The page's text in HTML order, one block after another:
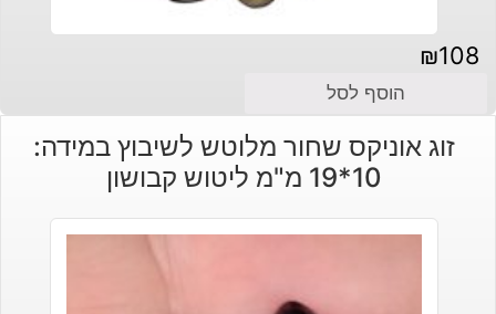
₪108
הוסף לסל
זוג אוניקס שחור מלוטש לשיבוץ במידה:
10*19 מ"מ ליטוש קבושון